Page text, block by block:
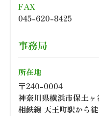
FAX
045-620-8425
事務局
所在地
〒240-0004
神奈川県横浜市保土
相鉄線 天王町駅から